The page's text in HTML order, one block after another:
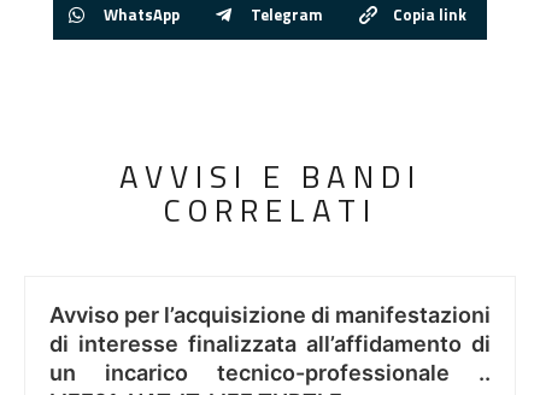
WhatsApp Telegram Copia link
AVVISI E BANDI
CORRELATI
Avviso per l’acquisizione di manifestazioni
di interesse finalizzata all’affidamento di
un incarico tecnico-professionale ..